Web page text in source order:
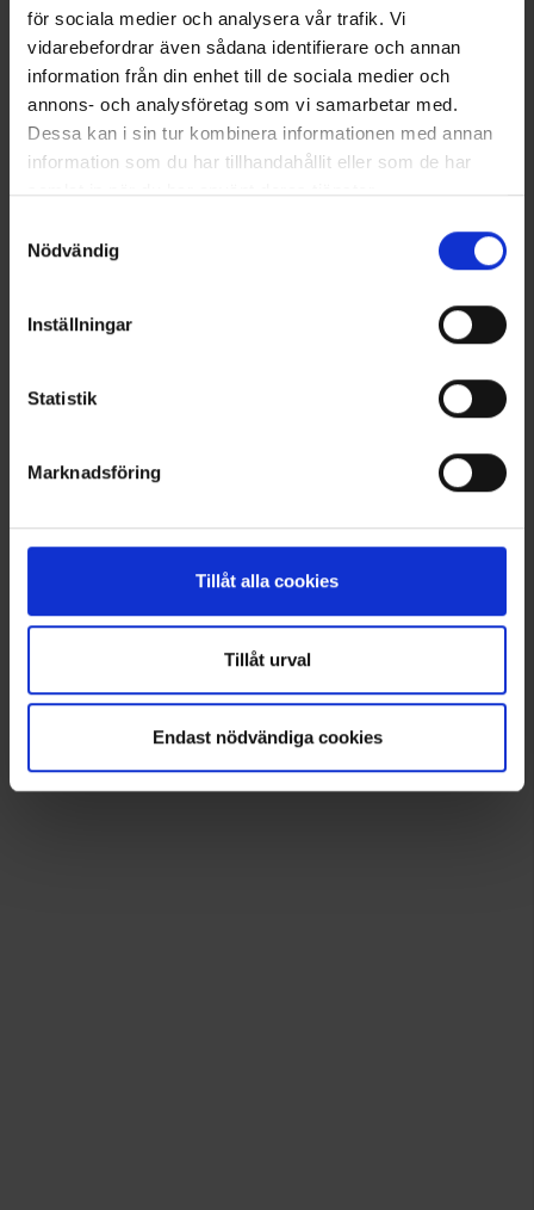
för sociala medier och analysera vår trafik. Vi
vidarebefordrar även sådana identifierare och annan
information från din enhet till de sociala medier och
annons- och analysföretag som vi samarbetar med.
Dessa kan i sin tur kombinera informationen med annan
information som du har tillhandahållit eller som de har
samlat in när du har använt deras tjänster.
Nödvändig
Inställningar
Statistik
Marknadsföring
Tillåt alla cookies
Tillåt urval
Endast nödvändiga cookies
bekommen einfach mehr für Ihr Geld!
KUNDENDIENST ÜBER UNS BEDINGUNGEN